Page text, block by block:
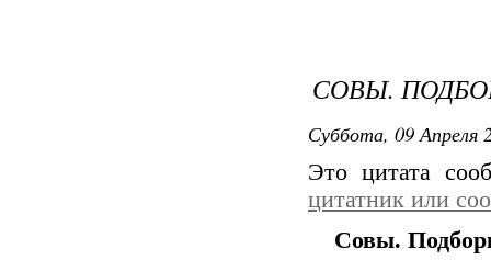
СОВЫ.
Суббота, 09 Апреля
Это цитата
цитатник или
Совы.